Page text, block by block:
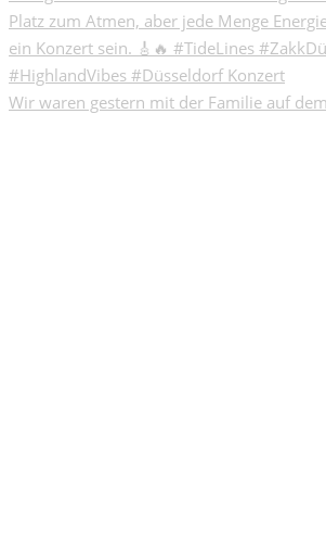
Wir waren gestern mit der Familie auf